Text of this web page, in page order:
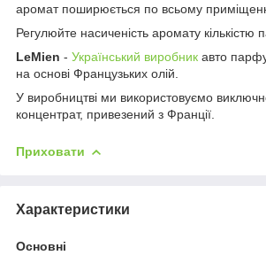
аромат поширюється по всьому
Регулюйте насиченість аромату кількістю
LeMien - Український виробник авто
на основі Французьких олій.
У виробництві ми використовуємо
концентрат, привезений з Франції.
Приховати
Характеристики
Основні